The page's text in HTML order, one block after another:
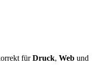
fürDruck, Web und